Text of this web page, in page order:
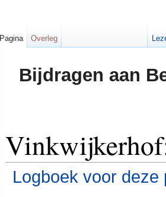
Bijdragen aan
Logboek voor deze
Pagina Overleg